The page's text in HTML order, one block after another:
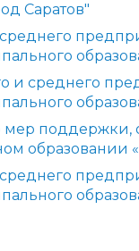
Саратов"
и среднего
поддержки,
образовании